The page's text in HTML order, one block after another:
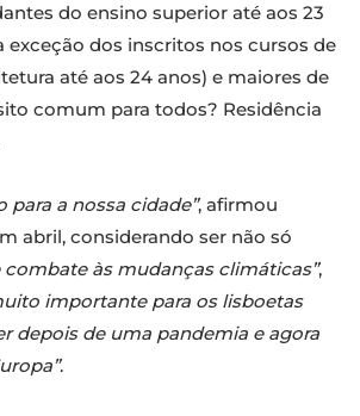
do ensino superior até aos 23
exceção dos inscritos nos cursos de
até aos 24 anos) e maiores de
comum para todos? Residência
para a nossa cidade”, afirmou
abril, considerando ser não só
combate às mudanças climáticas”,
importante para os lisboetas
depois de uma pandemia e agora
.